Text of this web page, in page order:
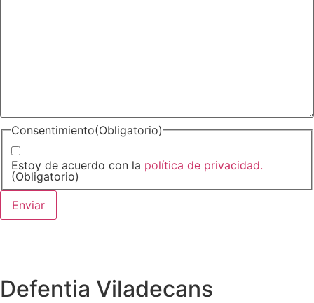
Consentimiento(Obligatorio)
Estoy de acuerdo con la política de privacidad.
(Obligatorio)
Defentia Viladecans